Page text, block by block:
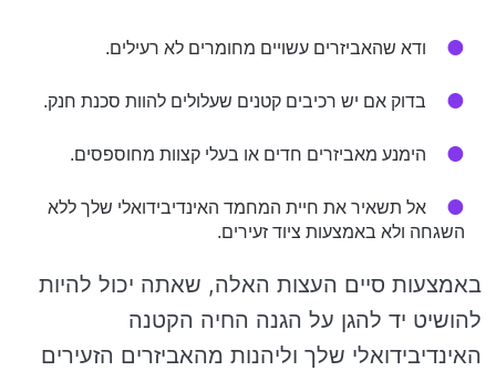
ודא שהאביזרים עשויים מחומרים לא רעילים.
בדוק אם יש רכיבים קטנים שעלולים להוות סכנת חנק.
הימנע מאביזרים חדים או בעלי קצוות מחוספסים.
אל תשאיר את חיית המחמד האינדיבידואלי שלך ללא
השגחה ולא באמצעות ציוד זעירים.
באמצעות סיים העצות האלה, שאתה יכול להיות
להושיט יד להגן על הגנה החיה הקטנה
האינדיבידואלי שלך וליהנות מהאביזרים הזעירים